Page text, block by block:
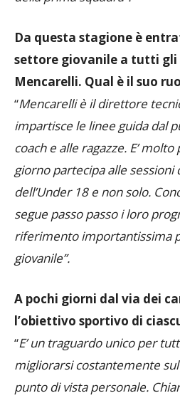
della prima squadra”.
Da questa stagione è
settore giovanile a tutti gli
impartisce le linee guida dal
coach e alle ragazze. E’
giorno partecipa alle sessioni
segue passo passo i loro
riferimento importantissima
giovanile”.
A pochi giorni dal via dei
l’obiettivo sportivo di
E’ un traguardo unico per
migliorarsi costantemente